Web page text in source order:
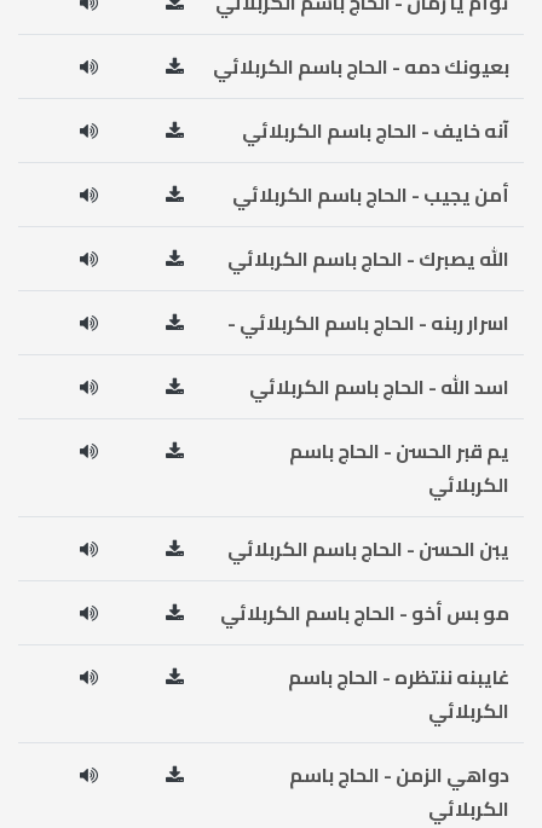
بعيونك دمه - الحاج باسم الكربلائي
آنه خايف - الحاج باسم الكربلائي
أمن يجيب - الحاج باسم الكربلائي
الله يصبرك - الحاج باسم الكربلائي
اسرار ربنه - الحاج باسم الكربلائي -
اسد الله - الحاج باسم الكربلائي
يم قبر الحسن - الحاج باسم
الكربلائي
يبن الحسن - الحاج باسم الكربلائي
مو بس أخو - الحاج باسم الكربلائي
غايبنه ننتظره - الحاج باسم
الكربلائي
دواهي الزمن - الحاج باسم
الكربلائي